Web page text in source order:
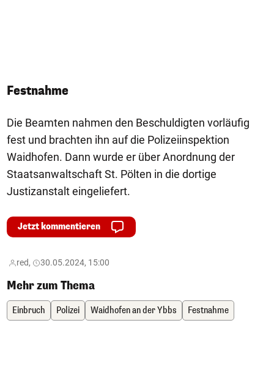
Festnahme
Die Beamten nahmen den Beschuldigten vorläufig
fest und brachten ihn auf die Polizeiinspektion
Waidhofen. Dann wurde er über Anordnung der
Staatsanwaltschaft St. Pölten in die dortige
Justizanstalt eingeliefert.
Jetzt kommentieren
red, 30.05.2024, 15:00
Mehr zum Thema
Einbruch Polizei Waidhofen an der Ybbs Festnahme